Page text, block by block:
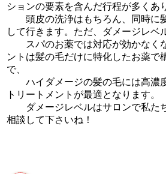
ションの要素を含んだ行程が多くあ
頭皮の洗浄はもちろん、同時に
して行きます。ただ、ダメージレベ
スパのお薬では対応が効かなく
ントは髪の毛だけに特化したお薬で
で、
ハイダメージの髪の毛には高濃
トリートメントが最適となります。
ダメージレベルはサロンで私たち
相談して下さいね！